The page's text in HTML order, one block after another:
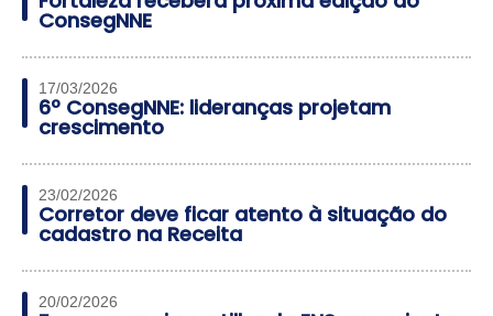
ConsegNNE
17/03/2026
6º ConsegNNE: lideranças projetam
crescimento
23/02/2026
Corretor deve ficar atento à situação do
cadastro na Receita
20/02/2026